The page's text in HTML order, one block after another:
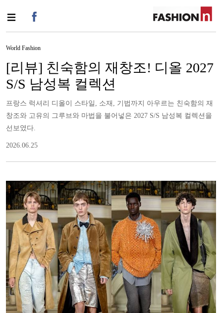
World Fashion
[리뷰] 친숙함의 재창조! 디올 2027
S/S 남성복 컬렉션
프랑스 럭셔리 디올이 스타일, 소재, 기법까지 아우르는 친숙함의 재
창조와 고유의 그루브와 마법을 불어넣은 2027 S/S 남성복 컬렉션을
선보였다.
2026.06.25